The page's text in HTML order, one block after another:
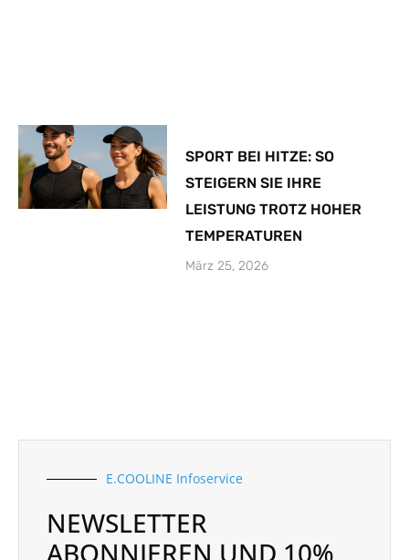
SPORT BEI HITZE: SO
STEIGERN SIE IHRE
LEISTUNG TROTZ HOHER
TEMPERATUREN
März 25, 2026
E.COOLINE Infoservice
NEWSLETTER